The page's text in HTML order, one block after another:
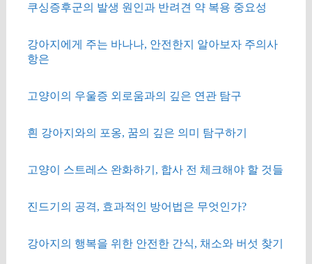
쿠싱증후군의 발생 원인과 반려견 약 복용 중요성
강아지에게 주는 바나나, 안전한지 알아보자 주의사
항은
고양이의 우울증 외로움과의 깊은 연관 탐구
흰 강아지와의 포옹, 꿈의 깊은 의미 탐구하기
고양이 스트레스 완화하기, 합사 전 체크해야 할 것들
진드기의 공격, 효과적인 방어법은 무엇인가?
강아지의 행복을 위한 안전한 간식, 채소와 버섯 찾기